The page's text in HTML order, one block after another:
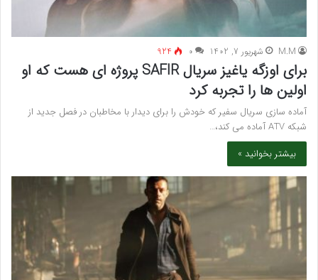
M.M شهریور 7, 1402 ۰ 924
برای اوزگه یاغیز سریال SAFIR پروژه ای هست که او
اولین ها را تجربه کرد
آماده سازی سریال سفیر که خودش را برای دیدار با مخاطبان در فصل جدید از
شبکه ATV آماده می کند،…
بیشتر بخوانید »